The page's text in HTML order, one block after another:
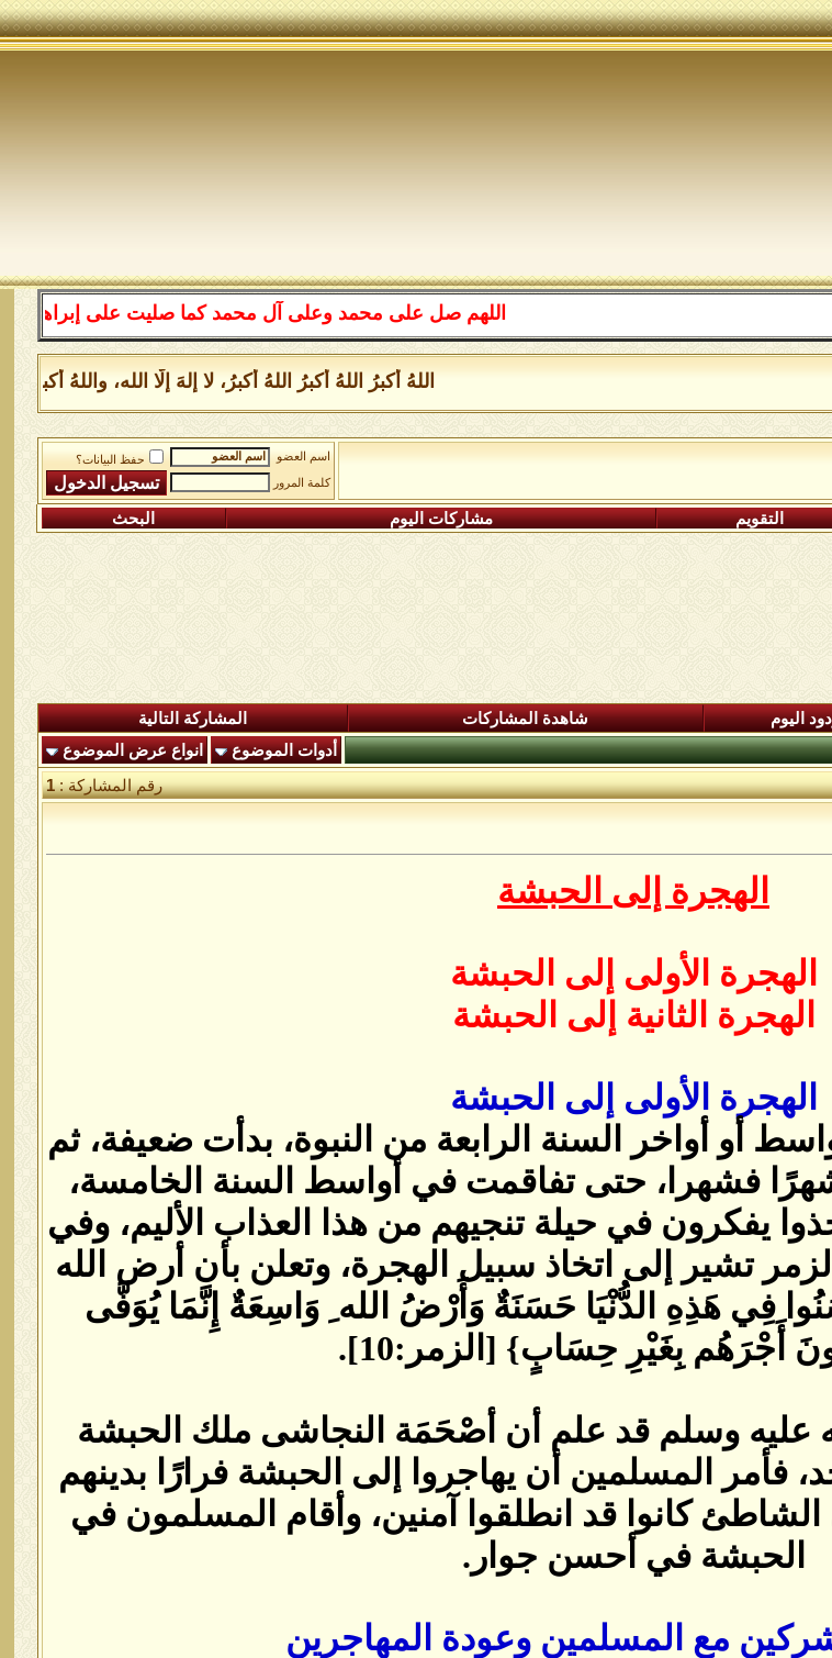
اللهم صل على محمد وعلى آل محمد كما صليت على إبراهيم وعلى آل
اللهُ أكبرُ اللهُ أكبرُ اللهُ أكبرُ، لا إلهَ إلَّا الله، واللهُ أكبر
اسم العضو
حفظ البيانات؟
كلمة المرور
التقويم مشاركات اليوم البحث
اليوم شاهدة المشاركات
المشاركة التالية
أدوات الموضوع
انواع عرض الموضوع
رقم المشاركة :1
الهجرة إلى الحبشة
الهجرة الأولى إلى الحبشة
الهجرة الثانية إلى الحبشة
الهجرة الأولى إلى الحبشة
أو أواخر السنة الرابعة من النبوة، بدأت ضعيفة، ثم
فشهرا، حتى تفاقمت في أواسط السنة الخامسة،
يفكرون في حيلة تنجيهم من هذا العذاب الأليم، وفي
تشير إلى اتخاذ سبيل الهجرة، وتعلن بأن أرض الله
فِي هَذِهِ الدُّنْيَا حَسَنَةٌ وَأَرْضُ الله ِ وَاسِعَةٌ إِنَّمَا يُوَفَّى
أَجْرَهُم بِغَيْرِ حِسَابٍ‏}‏ ‏[‏الزمر‏:‏10]‏‏.‏
عليه وسلم قد علم أن أصْحَمَة النجاشى ملك الحبشة
فأمر المسلمين أن يهاجروا إلى الحبشة فرارًا بدينهم
كانوا قد انطلقوا آمنين، وأقام المسلمون في
الحبشة في أحسن جوار‏.‏
مع المسلمين وعودة المهاجرين